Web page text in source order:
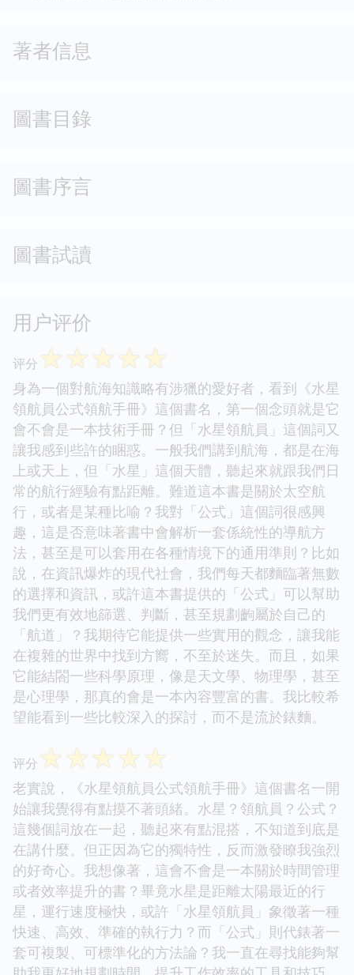
著者信息
圖書目錄
圖書序言
圖書試讀
用户评价
评分 ☆☆☆☆☆
身為一個對航海知識略有涉獵的愛好者，看到《水星
領航員公式領航手冊》這個書名，第一個念頭就是它
會不會是一本技術手冊？但「水星領航員」這個詞又
讓我感到些許的睏惑。一般我們講到航海，都是在海
上或天上，但「水星」這個天體，聽起來就跟我們日
常的航行經驗有點距離。難道這本書是關於太空航
行，或者是某種比喻？我對「公式」這個詞很感興
趣，這是否意味著書中會解析一套係統性的導航方
法，甚至是可以套用在各種情境下的通用準則？比如
說，在資訊爆炸的現代社會，我們每天都麵臨著無數
的選擇和資訊，或許這本書提供的「公式」可以幫助
我們更有效地篩選、判斷，甚至規劃齣屬於自己的
「航道」？我期待它能提供一些實用的觀念，讓我能
在複雜的世界中找到方嚮，不至於迷失。而且，如果
它能結閤一些科學原理，像是天文學、物理學，甚至
是心理學，那真的會是一本內容豐富的書。我比較希
望能看到一些比較深入的探討，而不是流於錶麵。
评分 ☆☆☆☆☆
老實說，《水星領航員公式領航手冊》這個書名一開
始讓我覺得有點摸不著頭緒。水星？領航員？公式？
這幾個詞放在一起，聽起來有點混搭，不知道到底是
在講什麼。但正因為它的獨特性，反而激發瞭我強烈
的好奇心。我想像著，這會不會是一本關於時間管理
或者效率提升的書？畢竟水星是距離太陽最近的行
星，運行速度極快，或許「水星領航員」象徵著一種
快速、高效、準確的執行力？而「公式」則代錶著一
套可複製、可標準化的方法論？我一直在尋找能夠幫